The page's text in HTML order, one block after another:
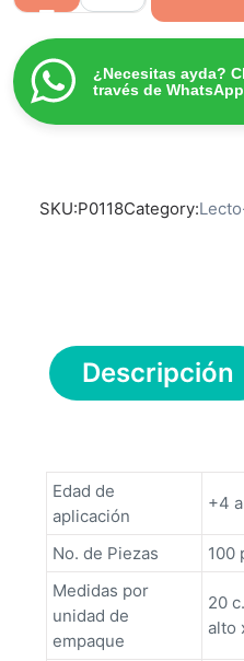
¿Necesitas ayda?
través de WhatsApp
SKU:P0118Category:
Descripción
Edad de
aplicación
+4
No. de Piezas
100
Medidas por
unidad de
empaque
20
alto